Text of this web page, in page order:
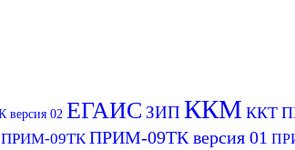
02 ЕГАИС ЗИП ККМ ККТ
ПРИМ-09ТК ПРИМ-09ТК версия 01